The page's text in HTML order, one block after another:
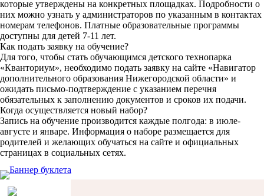
которые утверждены на конкретных площадках. Подробности о
них можно узнать у администраторов по указанным в контактах
номерам телефонов. Платные образовательные программы
доступны для детей 7-11 лет.
Как подать заявку на обучение?
Для того, чтобы стать обучающимся детского технопарка
«Кванториум», необходимо подать заявку на сайте «Навигатор
дополнительного образования Нижегородской области» и
ожидать письмо-подтверждение с указанием перечня
обязательных к заполнению документов и сроков их подачи.
Когда осуществляется новый набор?
Запись на обучение производится каждые полгода: в июле-
августе и январе. Информация о наборе размещается для
родителей и желающих обучаться на сайте и официальных
страницах в социальных сетях.